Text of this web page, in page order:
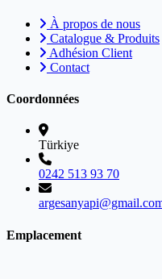
À propos de nous
Catalogue & Produits
Adhésion Client
Contact
Coordonnées
Türkiye
0242 513 93 70
Emplacement